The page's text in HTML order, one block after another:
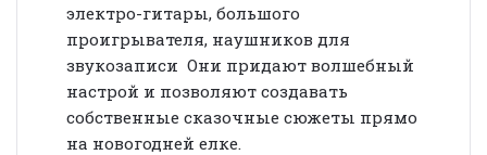
электро-гитары, большого
проигрывателя, наушников для
звукозаписи Они придают волшебный
настрой и позволяют создавать
собственные сказочные сюжеты прямо
на новогодней елке.